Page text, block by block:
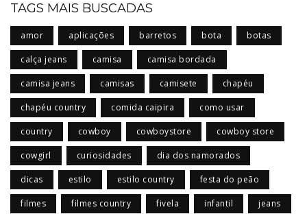
TAGS MAIS BUSCADAS
amor aplicações barretos bota botas
calça jeans camisa camisa bordada
camisa jeans camisas camisete chapéu
chapéu country comida caipira como usar
country cowboy cowboystore cowboy store
cowgirl curiosidades dia dos namorados
dicas estilo estilo country festa do peão
filmes filmes country fivela infantil jeans